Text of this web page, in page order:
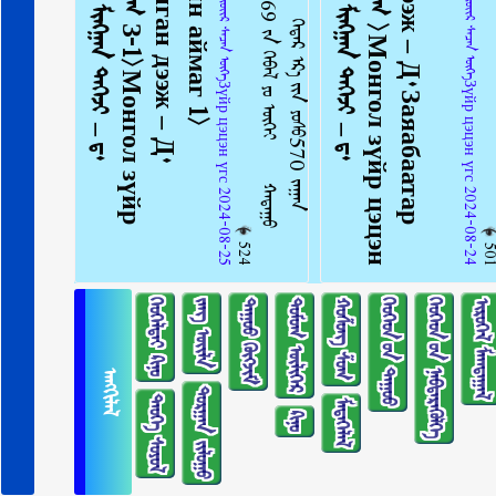
ᠠᠩᠭᠢᠯᠠᠯ：ᠵᠦᠢᠷ ᠰᠡᠴᠡᠨ ᠦᠭᠡЗүйр цэцэн үгс 2024-08-25524 ᠠᠩᠭᠢᠯᠠᠯ：ᠵᠦᠢᠷ ᠰᠡᠴᠡᠨ ᠦᠭᠡЗүйр цэцэн үгс 2024-08-24
ᠠᠩᠭᠢᠯᠠᠯ
ᠬᠡᠤᠬᠡᠯᠳᠡᠢ ᠺᠢᠨᠣ᠋
ᠲᠡᠦᠬᠡ ᠰᠣᠶᠣᠯ
ᠵᠠᠩ ᠦᠢᠯᠡ
ᠲᠣᠷᠭᠠᠨ ᠵᠢᠯᠣᠭᠣ
ᠳᠠᠭᠤᠤ ᠬᠥᠭᠵᠢᠮ ᠳᠣᠮᠣᠭ ᠦᠯᠢᠭᠡᠷ
ᠺᠢᠨᠣ᠋
ᠬᠣᠱᠣᠩ ᠱᠣᠭ
ᠮᠡᠳᠡᠭᠡᠯᠡᠯ
ᠬᠡᠦᠬᠡᠳ ᠦ᠋ᠨ ᠳᠠᠭᠤᠤᠬᠡᠦᠬᠡᠳ ᠦ᠋ᠨ ᠨᠡᠪᠲᠡᠷᠡᠭᠦᠯᠭᠡ ᠢᠷᠥᠭᠡᠯ ᠮᠠᠭᠲᠠᠭᠠᠯ